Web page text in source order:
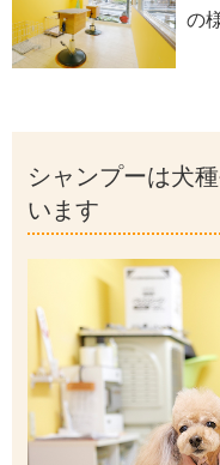
の
シャンプーは犬
います